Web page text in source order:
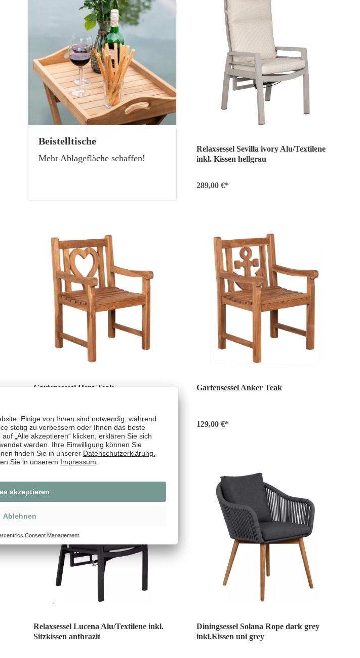
Beistelltische
Mehr Ablagefläche schaffen!
Relaxsessel Sevilla ivory Alu/Textilene
inkl. Kissen hellgrau
289,00 €*
Gartensessel Herz Teak
129,00 €*
Gartensessel Anker Teak
129,00 €*
Relaxsessel Lucena Alu/Textilene inkl.
Sitzkissen anthrazit
Diningsessel Solana Rope dark grey
inkl.Kissen uni grey